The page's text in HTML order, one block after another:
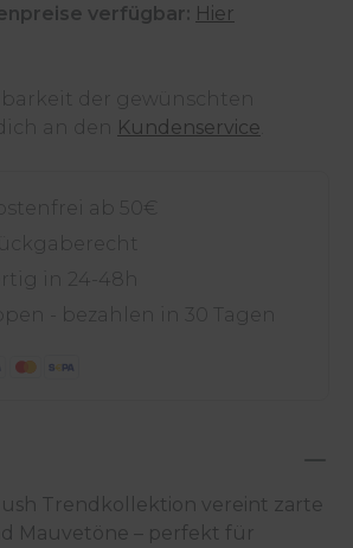
verfügbar: Hier
der gewünschten
an den
Kundenservice
ab 50€
in 24-48h
- bezahlen in 30 Tagen
Trendkollektion vereint zarte
Mauvetöne – perfekt für